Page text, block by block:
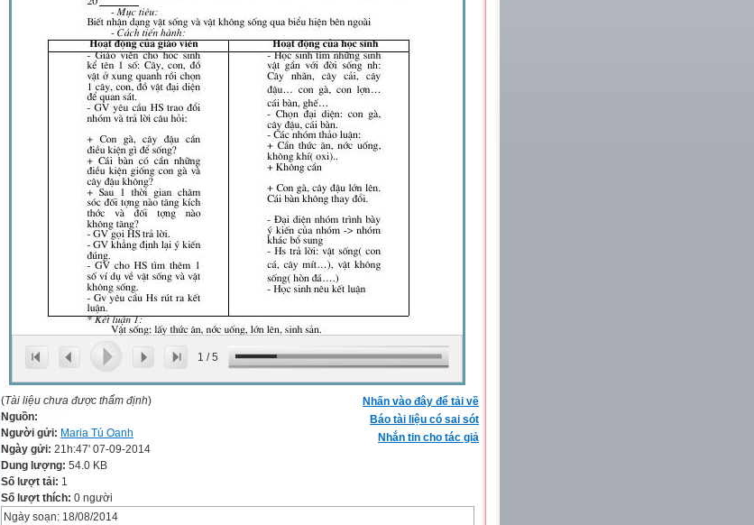
1 /5
Nhấn vào đây để tải về
Báo tài liệu có sai sót
Nhắn tin cho tác giả
(Tài liệu chưa được thẩm định)
Nguồn:
Người gửi: Maria Tú Oanh
Ngày gửi: 21h:47' 07-09-2014
Dung lượng: 54.0 KB
Số lượt tải: 1
Số lượt thích: 0 người
Ngày soạn: 18/08/2014